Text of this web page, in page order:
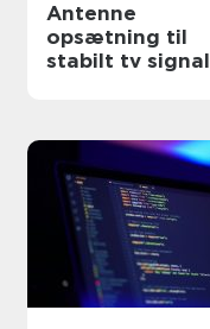
Antenne
opsætning til
stabilt tv signal